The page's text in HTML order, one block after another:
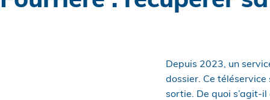
Depuis 2023, un
dossier. Ce téléservice
sortie. De quoi s’agit-